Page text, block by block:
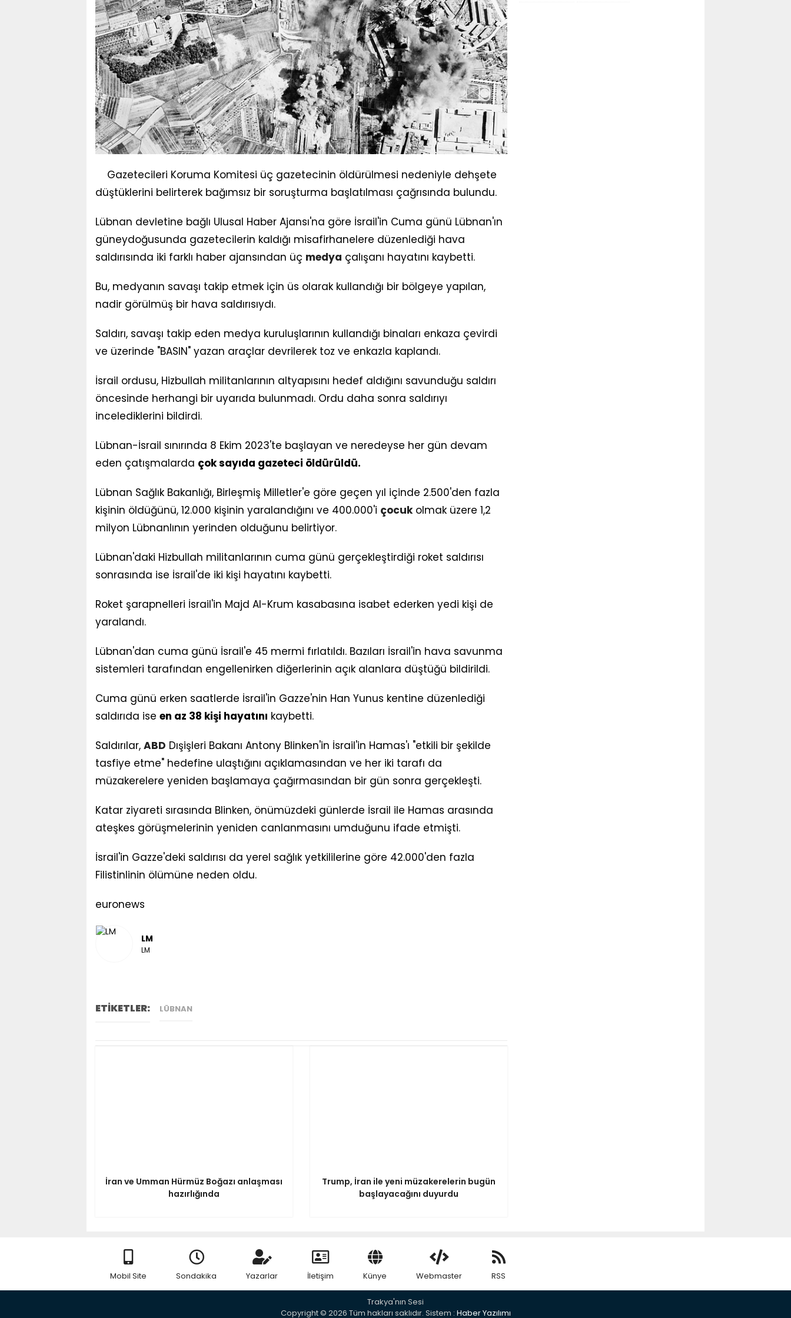
Gazetecileri Koruma Komitesi üç gazetecinin öldürülmesi nedeniyle dehşete
düştüklerini belirterek bağımsız bir soruşturma başlatılması çağrısında bulundu.
Lübnan devletine bağlı Ulusal Haber Ajansı'na göre İsrail'in Cuma günü Lübnan'ın
güneydoğusunda gazetecilerin kaldığı misafirhanelere düzenlediği hava
saldırısında iki farklı haber ajansından üç medya çalışanı hayatını kaybetti.
Bu, medyanın savaşı takip etmek için üs olarak kullandığı bir bölgeye yapılan,
nadir görülmüş bir hava saldırısıydı.
Saldırı, savaşı takip eden medya kuruluşlarının kullandığı binaları enkaza çevirdi
ve üzerinde "BASIN" yazan araçlar devrilerek toz ve enkazla kaplandı.
İsrail ordusu, Hizbullah militanlarının altyapısını hedef aldığını savunduğu saldırı
öncesinde herhangi bir uyarıda bulunmadı. Ordu daha sonra saldırıyı
incelediklerini bildirdi.
Lübnan-İsrail sınırında 8 Ekim 2023'te başlayan ve neredeyse her gün devam
eden çatışmalarda çok sayıda gazeteci öldürüldü.
Lübnan Sağlık Bakanlığı, Birleşmiş Milletler'e göre geçen yıl içinde 2.500'den fazla
kişinin öldüğünü, 12.000 kişinin yaralandığını ve 400.000'i çocukolmak üzere 1,2
milyon Lübnanlının yerinden olduğunu belirtiyor.
Lübnan'daki Hizbullah militanlarının cuma günü gerçekleştirdiği roket saldırısı
sonrasında ise İsrail'de iki kişi hayatını kaybetti.
Roket şarapnelleri İsrail'in Majd Al-Krum kasabasına isabet ederken yedi kişi de
yaralandı.
Lübnan'dan cuma günü İsrail'e 45 mermi fırlatıldı. Bazıları İsrail'in hava savunma
sistemleri tarafından engellenirken diğerlerinin açık alanlara düştüğü bildirildi.
Cuma günü erken saatlerde İsrail'in Gazze'nin Han Yunus kentine düzenlediği
saldırıda ise en az 38 kişi hayatını kaybetti.
Saldırılar, ABD Dışişleri Bakanı Antony Blinken'in İsrail'in Hamas'ı "etkili bir şekilde
tasfiye etme" hedefine ulaştığını açıklamasından ve her iki tarafı da
müzakerelere yeniden başlamaya çağırmasından bir gün sonra gerçekleşti.
Katar ziyareti sırasında Blinken, önümüzdeki günlerde İsrail ile Hamas arasında
ateşkes görüşmelerinin yeniden canlanmasını umduğunu ifade etmişti.
İsrail'in Gazze'deki saldırısı da yerel sağlık yetkililerine göre 42.000'den fazla
Filistinlinin ölümüne neden oldu.
euronews
LM
LM
ETİKETLER: LÜBNAN
İran ve Umman Hürmüz Boğazı anlaşması
hazırlığında
Trump, İran ile yeni müzakerelerin bugün
başlayacağını duyurdu
Mobil Site Sondakika Yazarlar İletişim Künye Webmaster RSS
Trakya'nın Sesi
Copyright © 2026 Tüm hakları saklıdır. Sistem : Haber Yazılımı